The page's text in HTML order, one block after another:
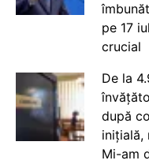
pe 17
crucial
De la
după
inițială,
Mi-am